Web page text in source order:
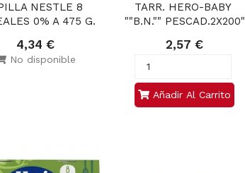
NESTLE 8
0% A 475 G.
4,34 €
No disponible
TARR. HERO-BABY
""B.N."" PESCAD.2X200"
2,57 €
Añadir Al Carrito